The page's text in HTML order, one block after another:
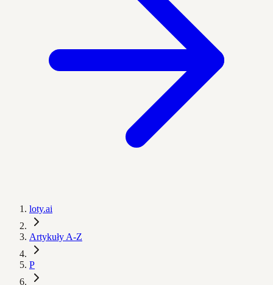
loty.ai
Artykuły A-Z
P